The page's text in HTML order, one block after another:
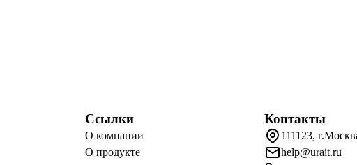
Ссылки
О компании
О продукте
Контакты
111123,
help@urait.ru